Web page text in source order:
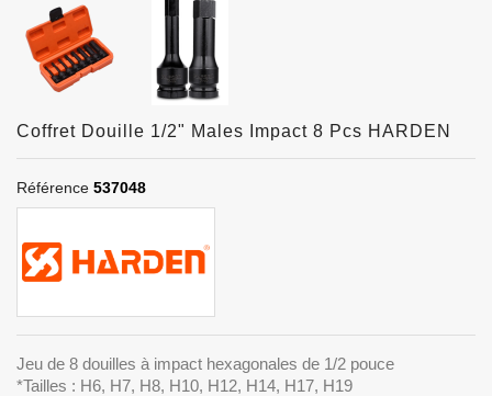
Coffret Douille 1/2" Males Impact 8 Pcs HARDEN
Référence 537048
Jeu de 8 douilles à impact hexagonales de 1/2 pouce
*Tailles : H6, H7, H8, H10, H12, H14, H17, H19